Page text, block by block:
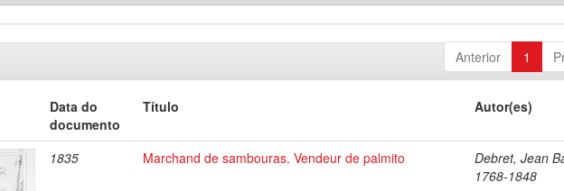
Anterior 1
Data do
documento
Título Autor(es)
1835 Marchand de sambouras. Vendeur de palmito
Debret, Jean
1768-1848